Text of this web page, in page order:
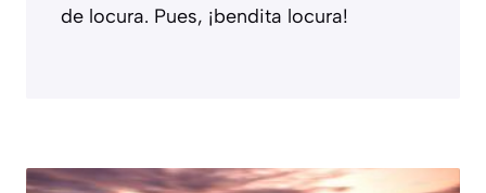
de locura. Pues, ¡bendita locura!